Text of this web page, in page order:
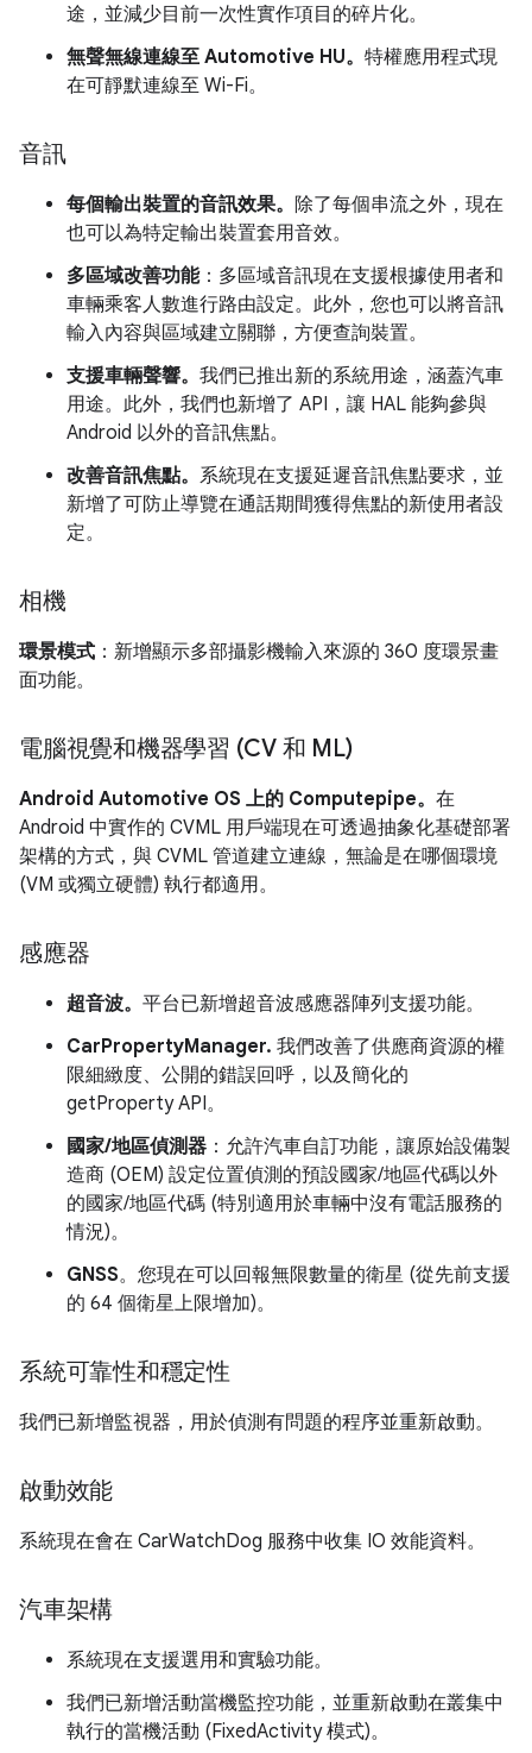
途，並減少目前一次性實作項目的碎片化。
無聲無線連線至 Automotive HU。 特權應用程式現
在可靜默連線至 Wi-Fi。
音訊
每個輸出裝置的音訊效果。 除了每個串流之外，現在
也可以為特定輸出裝置套用音效。
多區域改善功能：多區域音訊現在支援根據使用者和
車輛乘客人數進行路由設定。此外，您也可以將音訊
輸入內容與區域建立關聯，方便查詢裝置。
支援車輛聲響。 我們已推出新的系統用途，涵蓋汽車
用途。此外，我們也新增了 API，讓 HAL 能夠參與
Android 以外的音訊焦點。
改善音訊焦點。 系統現在支援延遲音訊焦點要求，並
新增了可防止導覽在通話期間獲得焦點的新使用者設
定。
相機
環景模式 ：新增顯示多部攝影機輸入來源的 360 度環景畫
面功能。
電腦視覺和機器學習 (CV 和 ML)
Android Automotive OS 上的 Computepipe。 在
Android 中實作的 CVML 用戶端現在可透過抽象化基礎部署
架構的方式，與 CVML 管道建立連線，無論是在哪個環境
(VM 或獨立硬體) 執行都適用。
感應器
超音波。 平台已新增超音波感應器陣列支援功能。
CarPropertyManager. 我們改善了供應商資源的權
限細緻度、公開的錯誤回呼，以及簡化的
getProperty API。
國家/地區偵測器 ：允許汽車自訂功能，讓原始設備製
造商 (OEM) 設定位置偵測的預設國家/地區代碼以外
的國家/地區代碼 (特別適用於車輛中沒有電話服務的
情況)。
GNSS。您現在可以回報無限數量的衛星 (從先前支援
的 64 個衛星上限增加)。
系統可靠性和穩定性
我們已新增監視器，用於偵測有問題的程序並重新啟動。
啟動效能
系統現在會在 CarWatchDog 服務中收集 IO 效能資料。
汽車架構
系統現在支援選用和實驗功能。
我們已新增活動當機監控功能，並重新啟動在叢集中
執行的當機活動 (FixedActivity 模式)。